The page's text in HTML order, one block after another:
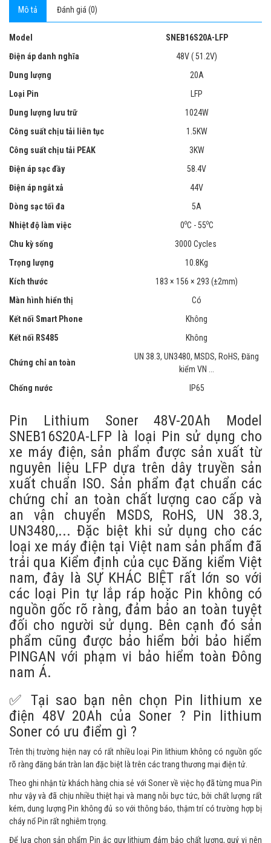
Mô tả Đánh giá (0)
Model
SNEB16S20A-LFP
Điện áp danh nghĩa
48V ( 51.2V)
Dung lượng
20A
Loại Pin
LFP
Dung lượng lưu trữ
1024W
Công suất chịu tải liên tục
1.5KW
Công suất chịu tải PEAK
3KW
Điện áp sạc đầy
58.4V
Điện áp ngắt xả
44V
Dòng sạc tối đa
5A
Nhiệt độ làm việc
0oC - 55oC
Chu kỳ sống
3000 Cycles
Trọng lượng
10.8Kg
Kích thước
183 × 156 × 293 (±2mm)
Màn hình hiển thị
Có
Kết nối Smart Phone
Không
Kết nối RS485
Không
Chứng chỉ an toàn
UN 38.3, UN3480, MSDS, RoHS, Đăng
kiểm VN ...
Chống nước
IP65
Pin Lithium Soner 48V-20Ah Model
SNEB16S20A-LFP là loại Pin sử dụng cho
xe máy điện, sản phẩm được sản xuất từ
nguyên liệu LFP dựa trên dây truyền sản
xuất chuẩn ISO. Sản phẩm đạt chuẩn các
chứng chỉ an toàn chất lượng cao cấp và
an vận chuyển MSDS, RoHS, UN 38.3,
UN3480,... Đặc biệt khi sử dụng cho các
loại xe máy điện tại Việt nam sản phẩm đã
trải qua Kiểm định của cục Đăng kiểm Việt
nam, đây là SỰ KHÁC BIỆT rất lớn so với
các loại Pin tự lắp ráp hoặc Pin không có
nguồn gốc rõ ràng, đảm bảo an toàn tuyệt
đối cho người sử dụng. Bên cạnh đó sản
phẩm cũng được bảo hiểm bởi bảo hiểm
PINGAN với phạm vi bảo hiểm toàn Đông
nam Á.
✅ Tại sao bạn nên chọn Pin lithium xe
điện 48V 20Ah của Soner ? Pin lithium
Soner có ưu điểm gì ?
Trên thị trường hiện nay có rất nhiều loại Pin lithium không có nguồn gốc
rõ ràng đăng bán tràn lan đặc biệt là trên các trang thương mại điện tử.
Theo ghi nhận từ khách hàng chia sẻ với Soner về việc họ đã từng mua Pin
như vậy và đã chịu nhiều thiệt hại và mang nỗi bực tức, bởi chất lượng rất
kém, dung lượng Pin không đủ so với thông báo, thậm trí có trường hợp bị
cháy nổ Pin rất nghiêm trọng.
Để lựa chọn sản phẩm Pin ắc quy lithium đảm bảo chất lượng, quý vị nên